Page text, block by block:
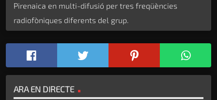
Pirenaica en multi-difusió per tres freqüències
radiofòniques diferents del grup.
ARA EN DIRECTE